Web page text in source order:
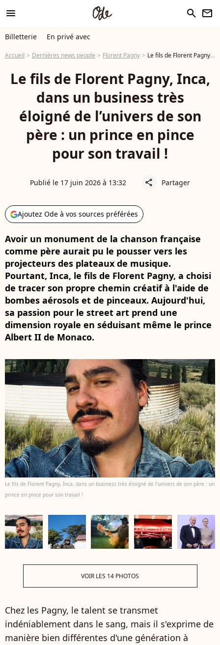
menu search newsletter
Billetterie En privé avec
Accueil Dernières news people Florent Pagny Le fils de Florent Pagny, Inca, dans un business très éloigné de l’univers de son père : un prince en pince pour son travail !
Le fils de Florent Pagny, Inca,
dans un business très
éloigné de l’univers de son
père : un prince en pince
pour son travail !
Publié le 17 juin 2026 à 13:32 share Partager
Ajoutez Ode à vos sources préférées
Avoir un monument de la chanson française
comme père aurait pu le pousser vers les
projecteurs des plateaux de musique.
Pourtant, Inca, le fils de Florent Pagny, a choisi
de tracer son propre chemin créatif à l'aide de
bombes aérosols et de pinceaux. Aujourd'hui,
sa passion pour le street art prend une
dimension royale en séduisant même le prince
Albert II de Monaco.
Le fils de Florent Pagny, Inca, dans un business très éloigné de l’univers de son père : un
prince en pince pour son travail !
VOIR LES 14 PHOTOS
Chez les Pagny, le talent se transmet
indéniablement dans le sang, mais il s'exprime de
manière bien différentes d'une génération à